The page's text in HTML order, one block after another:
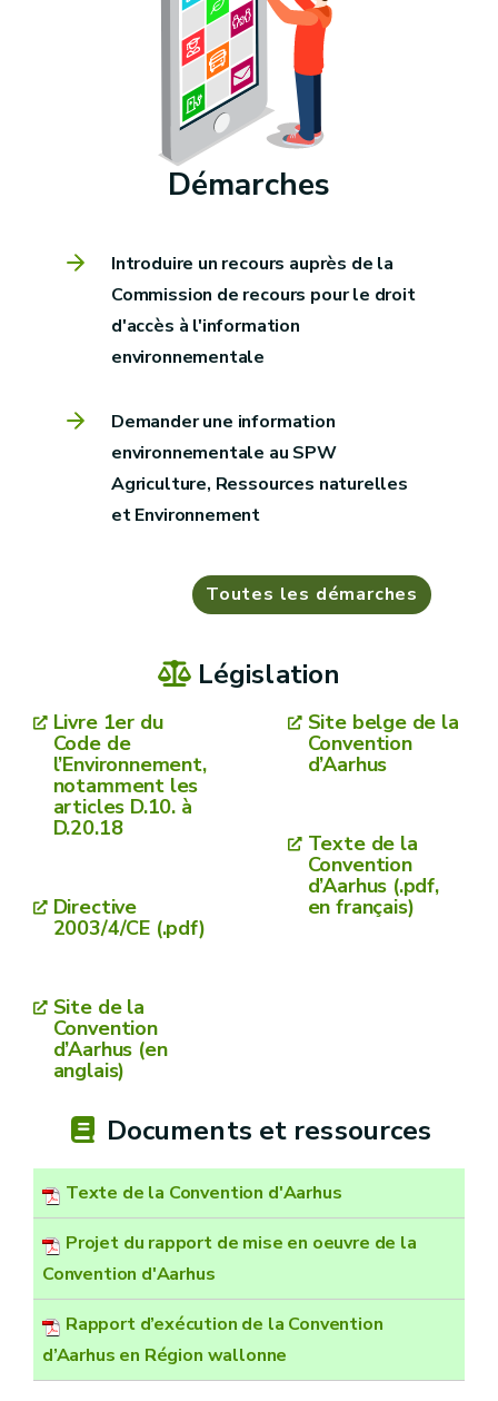
Démarches
Introduire un recours auprès de la
Commission de recours pour le droit
d'accès à l'information
environnementale
Demander une information
environnementale au SPW
Agriculture, Ressources naturelles
et Environnement
Toutes les démarches
Législation
Livre 1er du
Code de
l’Environnement,
notamment les
articles D.10. à
D.20.18
Directive
2003/4/CE (.pdf)
Site de la
Convention
d’Aarhus (en
anglais)
Site belge de la
Convention
d’Aarhus
Texte de la
Convention
d’Aarhus (.pdf,
en français)
Documents et ressources
Texte de la Convention d'Aarhus
Projet du rapport de mise en oeuvre de la
Convention d'Aarhus
Rapport d’exécution de la Convention
d’Aarhus en Région wallonne